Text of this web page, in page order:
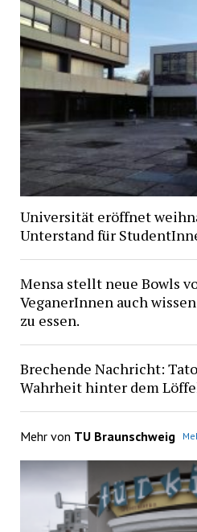
Universität eröffnet
Unterstand für
Mensa stellt neue Bowls
VeganerInnen auch
zu essen.
Brechende Nachricht:
Wahrheit hinter dem
Mehr von TU Braunschweig